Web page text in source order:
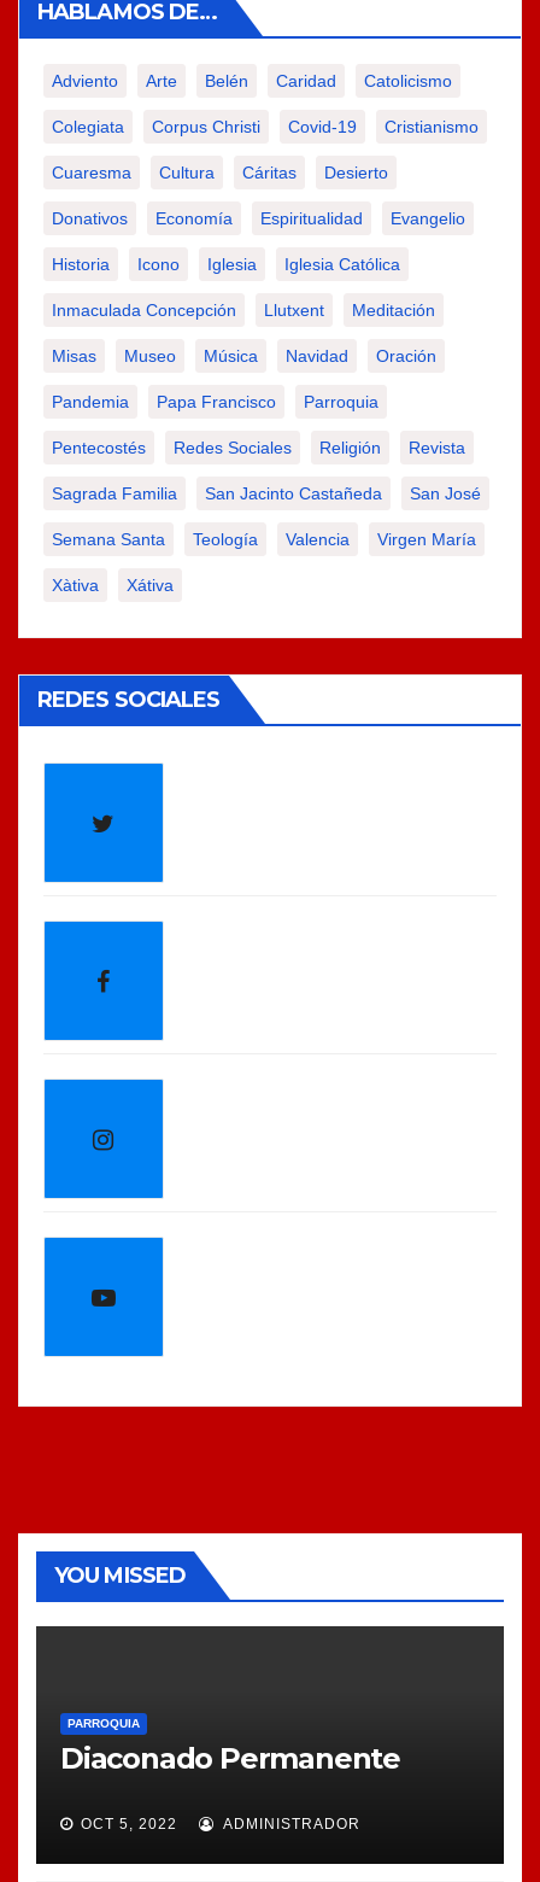
HABLAMOS DE…
Adviento Arte Belén Caridad Catolicismo
Colegiata Corpus Christi Covid-19 Cristianismo
Cuaresma Cultura Cáritas Desierto
Donativos Economía Espiritualidad Evangelio
Historia Icono Iglesia Iglesia Católica
Inmaculada Concepción Llutxent Meditación
Misas Museo Música Navidad Oración
Pandemia Papa Francisco Parroquia
Pentecostés Redes Sociales Religión Revista
Sagrada Familia San Jacinto Castañeda San José
Semana Santa Teología Valencia Virgen María
Xàtiva Xátiva
REDES SOCIALES
YOU MISSED
PARROQUIA
Diaconado Permanente
OCT 5, 2022 ADMINISTRADOR